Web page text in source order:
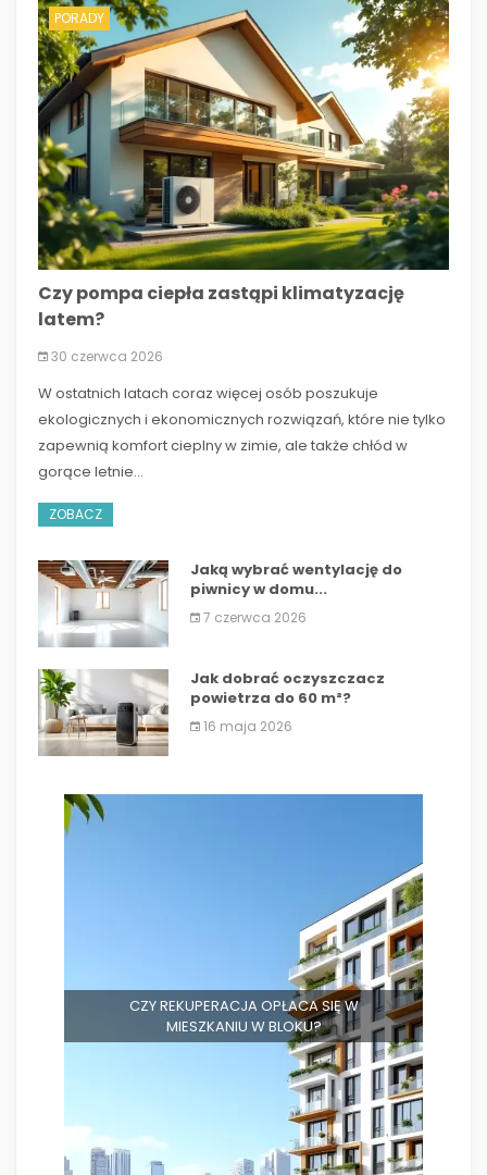
PORADY
Czy pompa ciepła zastąpi klimatyzację
latem?
30 czerwca 2026
W ostatnich latach coraz więcej osób poszukuje
ekologicznych i ekonomicznych rozwiązań, które nie tylko
zapewnią komfort cieplny w zimie, ale także chłód w
gorące letnie...
ZOBACZ
Jaką wybrać wentylację do
piwnicy w domu...
7 czerwca 2026
Jak dobrać oczyszczacz
powietrza do 60 m²?
16 maja 2026
CZY REKUPERACJA OPŁACA SIĘ W
MIESZKANIU W BLOKU?